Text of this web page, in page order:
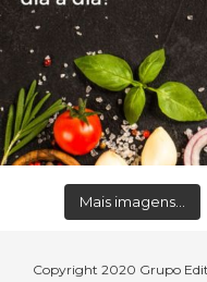
Mais imagens...
Copyright 2020 Grupo